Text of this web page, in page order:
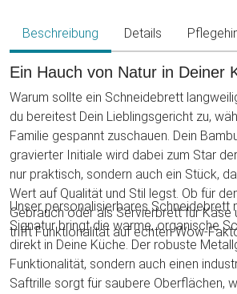
Beschreibung Details
Ein Hauch von Natur in Deiner
Warum sollte ein Schneidebrett
du bereitest Dein Lieblingsgericht zu,
Familie gespannt zuschauen. Dein
gravierter Initiale wird dabei zum Star
nur praktisch, sondern auch ein Stück,
Wert auf Qualität und Stil legst. Ob für
Gebrauch oder als Servierbrett für Käse
trifft Funktionalität auf echten Wow-
Unser personalisierbares Schneidebrett
Signatur bringt die warme, organische
direkt in Deine Küche. Der robuste
Funktionalität, sondern auch einen
Saftrille sorgt für saubere Oberflächen,